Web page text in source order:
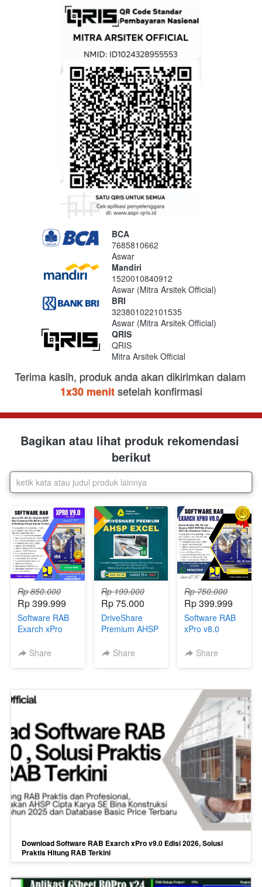
BCA
7685810662
Aswar
Mandiri
1520010840912
Aswar (Mitra Arsitek Official)
BRI
323801022101535
Aswar (Mitra Arsitek Official)
QRIS
QRIS
Mitra Arsitek Official
1x30 menit setelah konfirmasi
Bagikan atau lihat produk rekomendasi
berikut
ketik kata atau judul produk lainnya
Rp 850.000
Rp 399.999
Software RAB
Exarch xPro
Version
Share
Rp 199.000
Rp 75.000
DriveShare
Premium AHSP
Template
Share
Rp 750.000
Rp 399.999
Software RAB
xPro v8.0
Database
Terbaru
Share
Download Software RAB Exarch xPro v9.0 Edisi 2026, Solusi
Praktis Hitung RAB Terkini